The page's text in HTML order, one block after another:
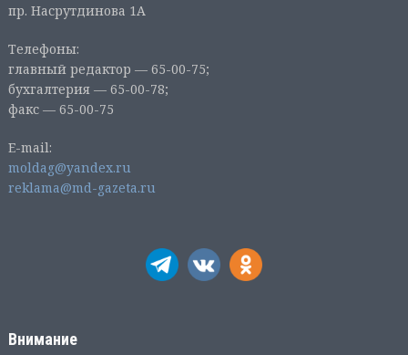
пр. Насрутдинова 1А
Телефоны:
главный редактор — 65-00-75;
бухгалтерия — 65-00-78;
факс — 65-00-75
E-mail:
moldag@yandex.ru
reklama@md-gazeta.ru
Внимание